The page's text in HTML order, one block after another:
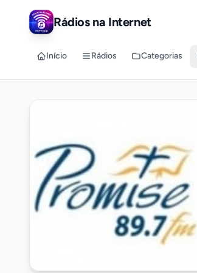
Rádios na Internet
Início Rádios Categorias